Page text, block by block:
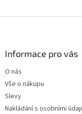
Informace pro vás
O nás
Vše o nákupu
Slevy
Nakládání s osobními údaji